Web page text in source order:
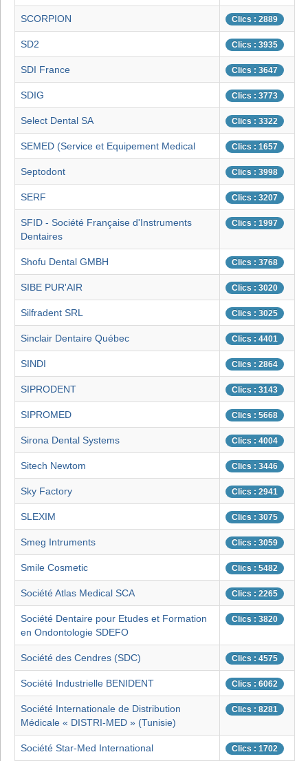
SCORPION Clics : 2889
SD2 Clics : 3935
SDI France Clics : 3647
SDIG Clics : 3773
Select Dental SA Clics : 3322
SEMED (Service et Equipement Medical Clics : 1657
Septodont Clics : 3998
SERF Clics : 3207
SFID - Société Française d'Instruments
Dentaires
Clics : 1997
Shofu Dental GMBH Clics : 3768
SIBE PUR'AIR Clics : 3020
Silfradent SRL Clics : 3025
Sinclair Dentaire Québec Clics : 4401
SINDI Clics : 2864
SIPRODENT Clics : 3143
SIPROMED Clics : 5668
Sirona Dental Systems Clics : 4004
Sitech Newtom Clics : 3446
Sky Factory Clics : 2941
SLEXIM Clics : 3075
Smeg Intruments Clics : 3059
Smile Cosmetic Clics : 5482
Société Atlas Medical SCA Clics : 2265
Société Dentaire pour Etudes et Formation
en Ondontologie SDEFO
Clics : 3820
Société des Cendres (SDC) Clics : 4575
Société Industrielle BENIDENT Clics : 6062
Société Internationale de Distribution
Médicale « DISTRI-MED » (Tunisie)
Clics : 8281
Société Star-Med International Clics : 1702